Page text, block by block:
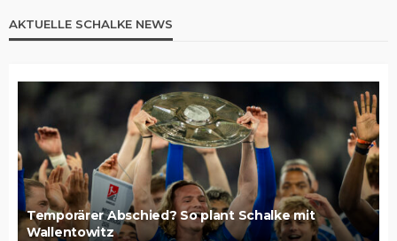
AKTUELLE SCHALKE NEWS
Temporärer Abschied? So plant Schalke mit
Wallentowitz